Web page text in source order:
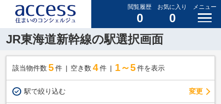
閲覧履歴
0
お気に入り
0
メニュー
JR東海道新幹線の駅選択画面
該当物件数 5件 空き数 4 件 1～5 件を表示
駅で絞り込む 変更